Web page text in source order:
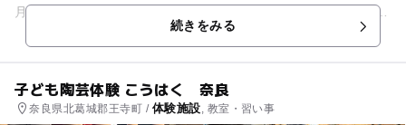
月テーマの変わる実験教室やミニ工作などがあります。 多数の
ゾーンがあり楽しみなが...続きをみる
子ども陶芸体験 こうはく 奈良
奈良県北葛城郡王寺町 / 体験施設, 教室・習い事